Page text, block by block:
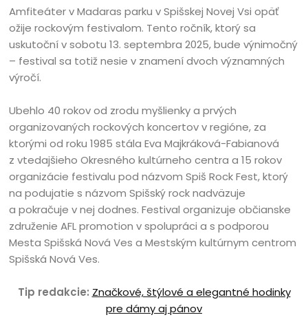
Amfiteáter v Madaras parku v Spišskej Novej Vsi opäť
ožije rockovým festivalom. Tento ročník, ktorý sa
uskutoční v sobotu 13. septembra 2025, bude výnimočný
– festival sa totiž nesie v znamení dvoch významných
výročí.
Ubehlo 40 rokov od zrodu myšlienky a prvých
organizovaných rockových koncertov v regióne, za
ktorými od roku 1985 stála Eva Majkráková-Fabianová
z vtedajšieho Okresného kultúrneho centra a 15 rokov
organizácie festivalu pod názvom Spiš Rock Fest, ktorý
na podujatie s názvom Spišský rock nadväzuje
a pokračuje v nej dodnes. Festival organizuje občianske
združenie AFL promotion v spolupráci a s podporou
Mesta Spišská Nová Ves a Mestským kultúrnym centrom
Spišská Nová Ves.
Tip redakcie: Značkové, štýlové a elegantné hodinky
pre dámy aj pánov